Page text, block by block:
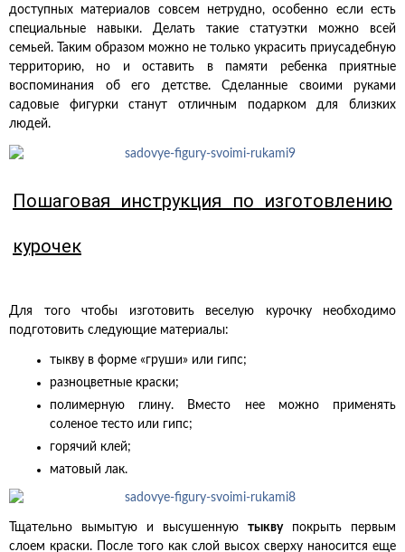
доступных материалов совсем нетрудно, особенно если есть
специальные навыки. Делать такие статуэтки можно всей
семьей. Таким образом можно не только украсить приусадебную
территорию, но и оставить в памяти ребенка приятные
воспоминания об его детстве. Сделанные своими руками
садовые фигурки станут отличным подарком для близких
людей.
Пошаговая инструкция по изготовлению
курочек
Для того чтобы изготовить веселую курочку необходимо
подготовить следующие материалы:
тыкву в форме «груши» или гипс;
разноцветные краски;
полимерную глину. Вместо нее можно применять
соленое тесто или гипс;
горячий клей;
матовый лак.
Тщательно вымытую и высушенную тыквупокрыть первым
слоем краски. После того как слой высох сверху наносится еще